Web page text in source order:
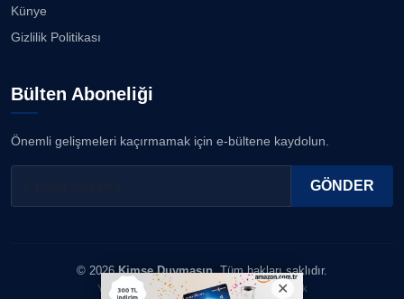
Künye
Gizlilik Politikası
Bülten Aboneliği
Önemli gelişmeleri kaçırmamak için e-bültene kaydolun.
GÖNDER
© 2026Kimse Duymasın. Tüm hakları saklıdır.
Yazılım & Tasarım: Erboy Yayıncılık Reklamcılık